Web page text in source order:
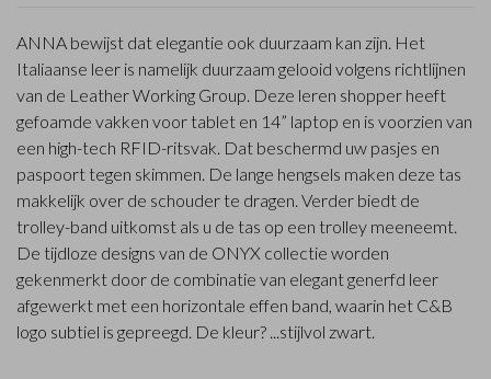
ANNA bewijst dat elegantie ook duurzaam kan zijn. Het
Italiaanse leer is namelijk duurzaam gelooid volgens richtlijnen
van de Leather Working Group. Deze leren shopper heeft
gefoamde vakken voor tablet en 14” laptop en is voorzien van
een high-tech RFID-ritsvak. Dat beschermd uw pasjes en
paspoort tegen skimmen. De lange hengsels maken deze tas
makkelijk over de schouder te dragen. Verder biedt de
trolley-band uitkomst als u de tas op een trolley meeneemt.
De tijdloze designs van de ONYX collectie worden
gekenmerkt door de combinatie van elegant generfd leer
afgewerkt met een horizontale effen band, waarin het C&B
logo subtiel is gepreegd. De kleur? ...stijlvol zwart.